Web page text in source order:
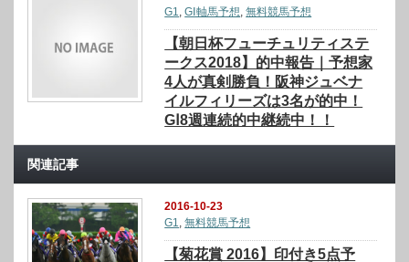
G1
,GⅠ軸馬予想 ,無料競馬予想
【朝日杯フューチュリティステ
ークス2018】的中報告｜予想家
4人が真剣勝負！阪神ジュベナ
イルフィリーズは3名が的中！
GⅠ8週連続的中継続中！！
関連記事
2016-10-23
G1
,無料競馬予想
【菊花賞 2016】印付き5点予